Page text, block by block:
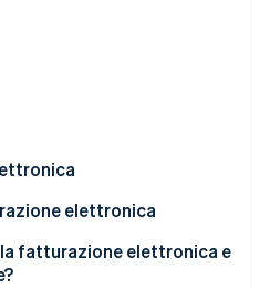
considerati fatture
elettronica
fatturazione elettronica e